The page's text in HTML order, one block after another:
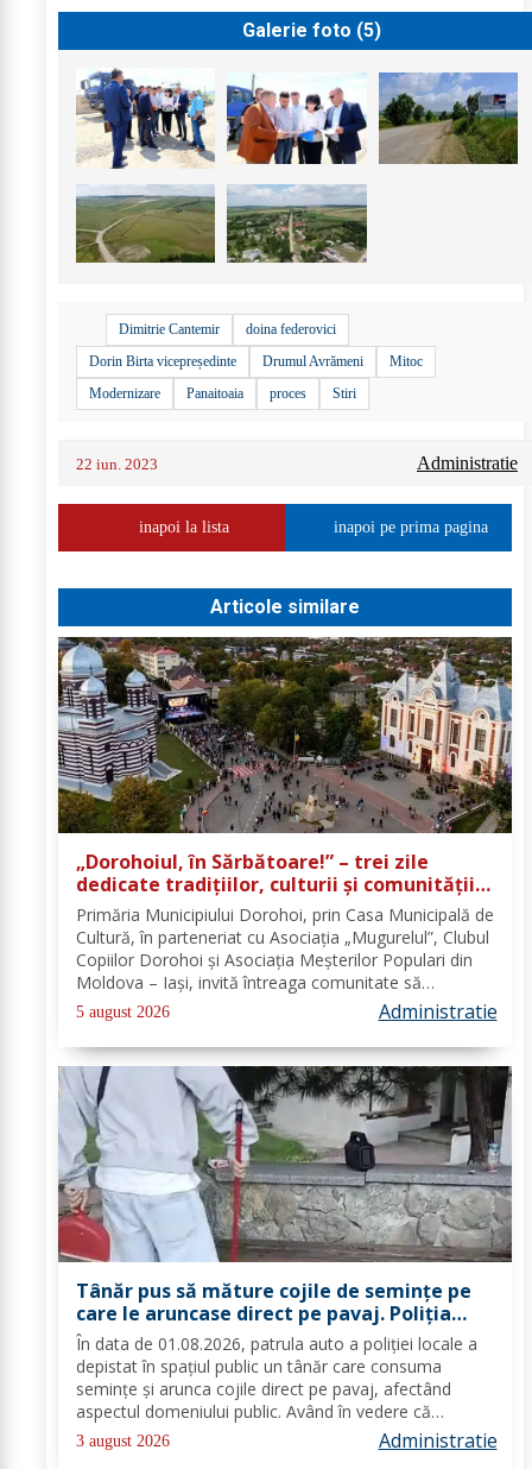
Galerie foto (5)
Dimitrie Cantemir
doina federovici
Dorin Birta vicepreședinte
Drumul Avrămeni
Mitoc
Modernizare
Panaitoaia proces Stiri
22 iun. 2023 Administratie
inapoi la lista inapoi pe prima pagina
Articole similare
„Dorohoiul, în Sărbătoare!” – trei zile
dedicate tradițiilor, culturii și comunității
Trei tradiții. Un singur eveniment. O
singură sărbătoare!
Primăria Municipiului Dorohoi, prin Casa Municipală de
Cultură, în parteneriat cu Asociația „Mugurelul”, Clubul
Copiilor Dorohoi și Asociația Meșterilor Populari din
Moldova – Iași, invită întreaga comunitate să
participe, în perioada 28–30 august 2026, la
evenimentul „Dorohoiul, în Sărbătoare!”....
5 august 2026 Administratie
Tânăr pus să măture cojile de seminţe pe
care le aruncase direct pe pavaj. Poliţia
Locală Dorohoi: Respectul față de spațiul
comun trebuie să fie o prioritate pentru
fiecare dintre noi”
În data de 01.08.2026, patrula auto a poliției locale a
depistat în spațiul public un tânăr care consuma
semințe și arunca cojile direct pe pavaj, afectând
aspectul domeniului public. Având în vedere că
prioritatea Poliției Locale este prevenția și educarea
spiritului civic, polițiștii l-au...
3 august 2026 Administratie